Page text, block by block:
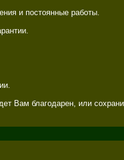
и постоянные работы.
Вам благодарен, или